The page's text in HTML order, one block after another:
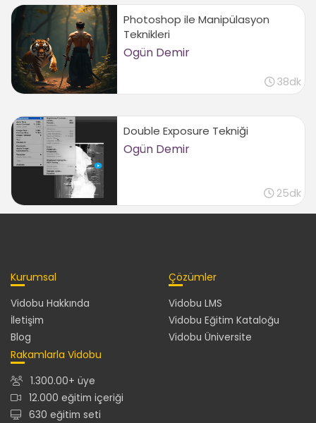
Photoshop ile Manipülasyon
Teknikleri
Ogün Demir
38dk
Double Exposure Tekniği
Ogün Demir
25dk
Kurumsal
Vidobu Hakkında
İletişim
Blog
Çözümler
Vidobu LMS
Vidobu Eğitim Kataloğu
Vidobu Üniversite
Rakamlarla Vidobu
1.300.00+ üye
12.000 eğitim içeriği
630 eğitim seti